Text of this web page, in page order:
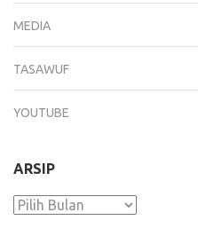
MEDIA
TASAWUF
YOUTUBE
ARSIP
Arsip